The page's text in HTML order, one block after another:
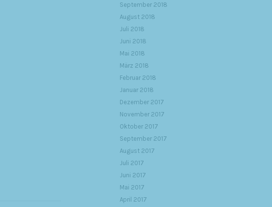
September 2018
August 2018
Juli 2018
Juni 2018
Mai 2018
März 2018
Februar 2018
Januar 2018
Dezember 2017
November 2017
Oktober 2017
September 2017
August 2017
Juli 2017
Juni 2017
Mai 2017
April 2017